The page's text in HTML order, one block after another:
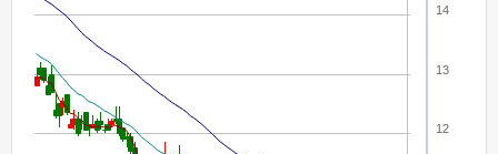
12
13
14